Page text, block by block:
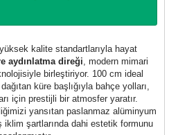
kalite standartlarıyla hayat
aydınlatma direği , modern mimari
birleştiriyor. 100 cm ideal
küre başlığıyla bahçe yolları,
için prestijli bir atmosfer yaratır.
yansıtan paslanmaz alüminyum
iklim şartlarında dahi estetik formunu